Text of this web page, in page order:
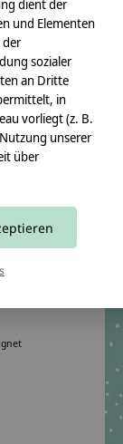
dient der
und Elementen
der
sozialer
an Dritte
in
vorliegt (z. B.
unserer
über